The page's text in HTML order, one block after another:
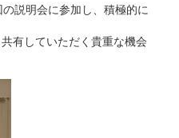
説明会に参加し、積極的に
有していただく貴重な機会